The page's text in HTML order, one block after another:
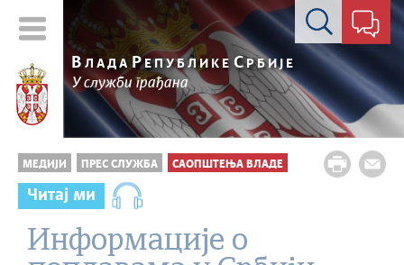
Контакт форма
В ЛАДА РЕПУБЛИКЕ СРБИЈЕ
У служби грађана
МЕДИЈИ ПРЕС СЛУЖБА САОПШТЕЊА ВЛАДЕ
Читај ми
Информације о